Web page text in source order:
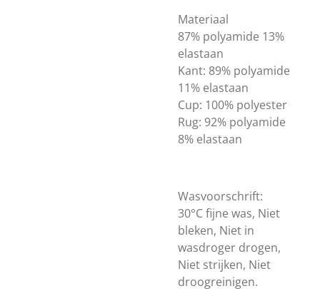
Materiaal
87% polyamide 13%
elastaan
Kant: 89% polyamide
11% elastaan
Cup: 100% polyester
Rug: 92% polyamide
8% elastaan
Wasvoorschrift:
30°C fijne was, Niet
bleken, Niet in
wasdroger drogen,
Niet strijken, Niet
droogreinigen.